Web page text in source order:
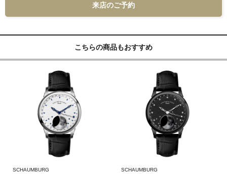
来店のご予約
こちらの商品もおすすめ
SCHAUMBURG
SCHAUMBURG